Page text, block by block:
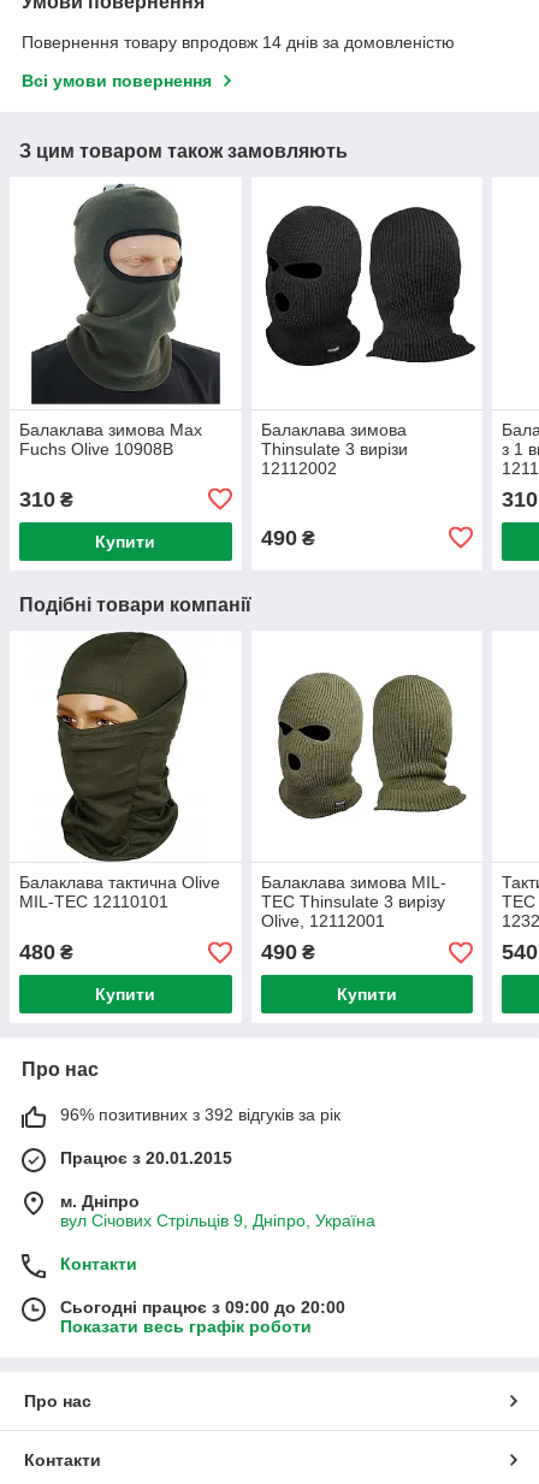
Повернення товару впродовж 14 днів за домовленістю
Всі умови повернення
З цим товаром також замовляють
Балаклава зимова Max
Fuchs Olive 10908B
310 ₴
Купити
Балаклава зимова
Thinsulate 3 вирізи
12112002
490₴
з 1
310
Подібні товари компанії
Балаклава тактична Olive
MIL-TEC 12110101
480 ₴
Купити
Балаклава зимова MIL-
TEC Thinsulate 3 вирізу
Olive, 12112001
490₴
Купити
TEC
540
Про нас
96% позитивних з 392 відгуків за рік
Працює з 20.01.2015
м. Дніпро
вул Січових Стрільців 9, Дніпро, Україна
Контакти
Сьогодні працює з 09:00 до 20:00
Показати весь графік роботи
Про нас
Контакти